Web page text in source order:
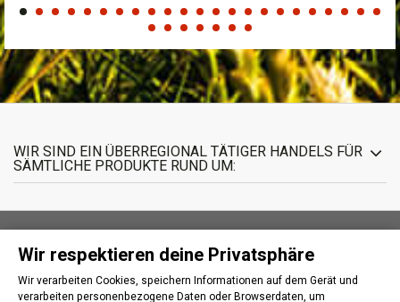
WIR SIND EIN ÜBERREGIONAL TÄTIGER HANDELS FÜR
SÄMTLICHE PRODUKTE RUND UM:
INFORMATIONEN
Wir respektieren deine Privatsphäre
Wir verarbeiten Cookies, speichern Informationen auf dem Gerät und
verarbeiten personenbezogene Daten oder Browserdaten, um